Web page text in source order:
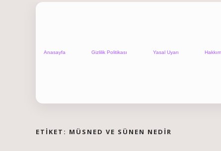
Anasayfa Gizlilik Politikası Yasal Uyarı
ETIKET: MÜSNED VE SÜNEN NEDIR